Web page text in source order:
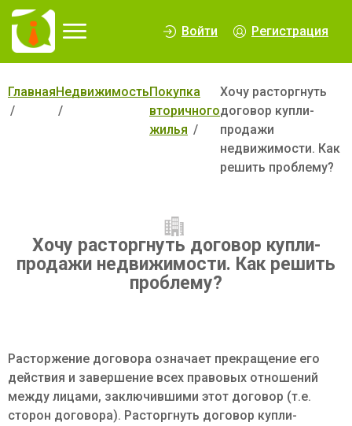
Войти Регистрация
ГлавнаяНедвижимостьПокупка
вторичного
жилья
Хочу расторгнуть
договор купли-
продажи
недвижимости. Как
решить проблему?
Хочу расторгнуть договор купли-
продажи недвижимости. Как решить
проблему?
Расторжение договора означает прекращение его
действия и завершение всех правовых отношений
между лицами, заключившими этот договор (т.е.
сторон договора). Расторгнуть договор купли-